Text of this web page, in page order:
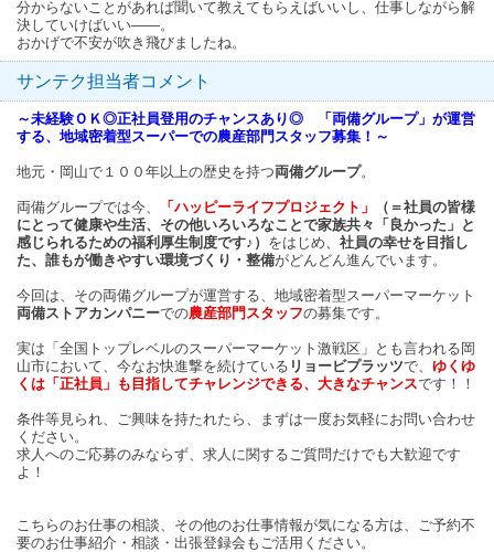
分からないことがあれば聞いて教えてもらえばいいし、仕事しながら解
決していけばいい――。
おかげで不安が吹き飛びましたね。
サンテク担当者コメント
～未経験ＯＫ◎正社員登用のチャンスあり◎ 「両備グループ」が運営
する、地域密着型スーパーでの農産部門スタッフ募集！～
地元・岡山で１００年以上の歴史を持つ両備グループ。
両備グループでは今、 「ハッピーライフプロジェクト」
（＝社員の皆様
にとって健康や生活、その他いろいろなことで家族共々「良かった」と
感じられるための福利厚生制度です♪） をはじめ、 社員の幸せを目指し
た、誰もが働きやすい環境づくり・整備がどんどん進んでいます。
今回は、その両備グループが運営する、地域密着型スーパーマーケット
両備ストアカンパニーでの農産部門スタッフの募集です。
実は「全国トップレベルのスーパーマーケット激戦区」とも言われる岡
山市において、今なお快進撃を続けている リョービプラッツで、 ゆくゆ
くは「正社員」も目指してチャレンジできる、大きなチャンスです！！
条件等見られ、ご興味を持たれたら、まずは一度お気軽にお問い合わせ
ください。
求人へのご応募のみならず、求人に関するご質問だけでも大歓迎です
よ！
こちらのお仕事の相談、その他のお仕事情報が気になる方は、ご予約不
要のお仕事紹介・相談・出張登録会もご活用ください。